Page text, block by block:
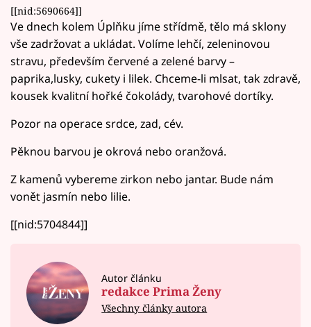
[[nid:5690664]]
Ve dnech kolem Úplňku jíme střídmě, tělo má sklony
vše zadržovat a ukládat. Volíme lehčí, zeleninovou
stravu, především červené a zelené barvy –
paprika,lusky, cukety i lilek. Chceme-li mlsat, tak zdravě,
kousek kvalitní hořké čokolády, tvarohové dortíky.
Pozor na operace srdce, zad, cév.
Pěknou barvou je okrová nebo oranžová.
Z kamenů vybereme zirkon nebo jantar. Bude nám
vonět jasmín nebo lilie.
[[nid:5704844]]
Autor článku
redakce Prima Ženy
Všechny články autora